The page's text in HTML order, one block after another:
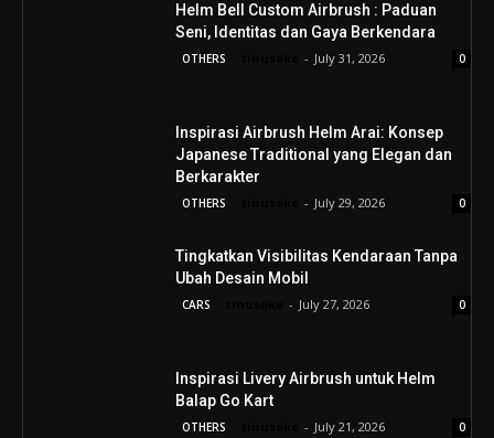
Helm Bell Custom Airbrush : Paduan
Seni, Identitas dan Gaya Berkendara
OTHERS - July 31, 2026 0
Inspirasi Airbrush Helm Arai: Konsep
Japanese Traditional yang Elegan dan
Berkarakter
OTHERS - July 29, 2026 0
Tingkatkan Visibilitas Kendaraan Tanpa
Ubah Desain Mobil
CARS - July 27, 2026 0
Inspirasi Livery Airbrush untuk Helm
Balap Go Kart
OTHERS - July 21, 2026 0